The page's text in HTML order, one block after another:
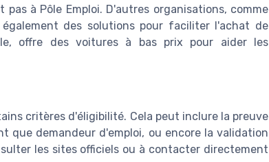
à Pôle Emploi. D'autres organisations, comme
des solutions pour faciliter l'achat de
offre des voitures à bas prix pour aider les
critères d'éligibilité. Cela peut inclure la preuve
demandeur d'emploi, ou encore la validation
les sites officiels ou à contacter directement